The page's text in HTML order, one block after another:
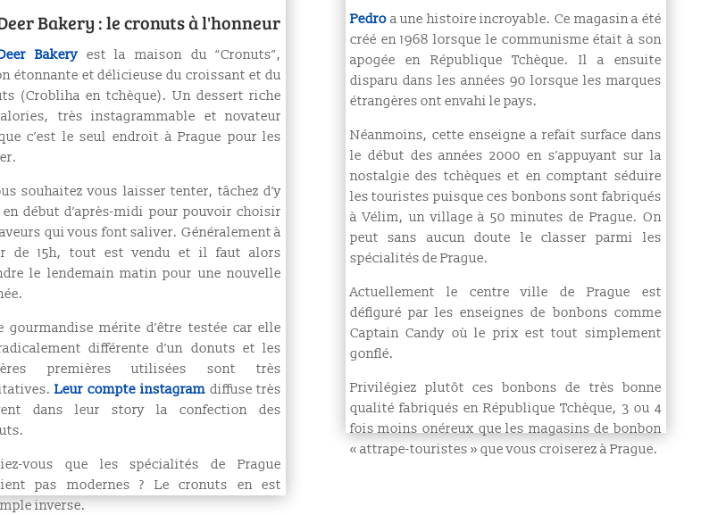
Bakery : le cronuts à l'honneur
Bakeryest la maison du “Cronuts”,
étonnante et délicieuse du croissant et du
(Crobliha en tchèque). Un dessert riche
très instagrammable et novateur
c’est le seul endroit à Prague pour les
souhaitez vous laisser tenter, tâchez d’y
début d’après-midi pour pouvoir choisir
qui vous font saliver. Généralement à
de 15h, tout est vendu et il faut alors
le lendemain matin pour une nouvelle
gourmandise mérite d’être testée car elle
différente d’un donuts et les
premières utilisées sont très
Leur compte instagramdiffuse très
dans leur story la confection des
vous que les spécialités de Prague
pas modernes ? Le cronuts en est
inverse.
Pedroa une histoire incroyable. Ce magasin a été
créé en 1968 lorsque le communisme était à son
apogée en République Tchèque. Il a ensuite
disparu dans les années 90 lorsque les marques
étrangères ont envahi le pays.
Néanmoins, cette enseigne a refait surface dans
le début des années 2000 en s’appuyant sur la
nostalgie des tchèques et en comptant séduire
les touristes puisque ces bonbons sont fabriqués
à Vélim, un village à 50 minutes de Prague. On
peut sans aucun doute le classer parmi les
spécialités de Prague.
Actuellement le centre ville de Prague est
défiguré par les enseignes de bonbons comme
Captain Candy où le prix est tout simplement
gonflé.
Privilégiez plutôt ces bonbons de très bonne
qualité fabriqués en République Tchèque, 3 ou 4
fois moins onéreux que les magasins de bonbon
« attrape-touristes » que vous croiserez à Prague.